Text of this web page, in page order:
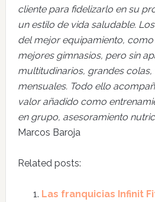
cliente para fidelizarlo en su
un estilo de vida saludable.
del mejor equipamiento,
mejores gimnasios, pero sin
multitudinarios, grandes
mensuales. Todo ello
valor añadido como
en grupo, asesoramiento
Marcos Baroja
Related posts:
Las franquicias Infinit